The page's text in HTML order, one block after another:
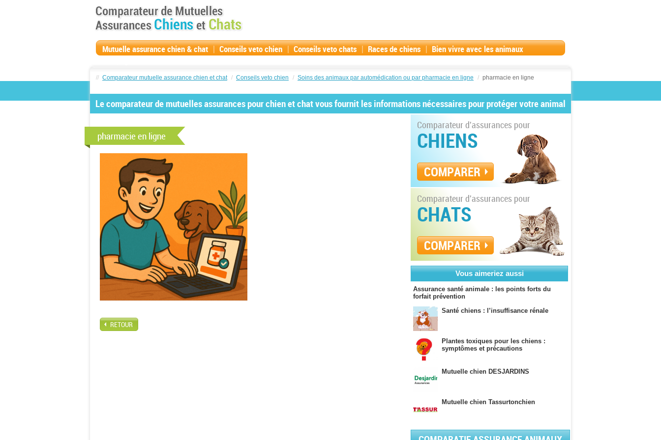
Mutuelle assurance chien & chat | Conseils veto chien | Conseils veto chats | Races de chiens | Bien vivre avec les animaux
// Comparateur mutuelle assurance chien et chat / Conseils veto chien / Soins des animaux par automédication ou par pharmacie en ligne / pharmacie en ligne
Le comparateur de mutuelles assurances pour chien et chat vous fournit les informations nécessaires pour protéger votre animal
pharmacie en ligne
RETOUR
Comparateur d'assurances pour
CHIENS
COMPARER
Comparateur d'assurances pour
CHATS
COMPARER
Vous aimeriez aussi
Assurance santé animale : les points forts du
forfait prévention
Santé chiens : l’insuffisance rénale
Plantes toxiques pour les chiens :
symptômes et précautions
Mutuelle chien DESJARDINS
Mutuelle chien Tassurtonchien